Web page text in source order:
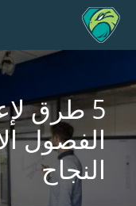
5 طرق
الفصول
النجاح